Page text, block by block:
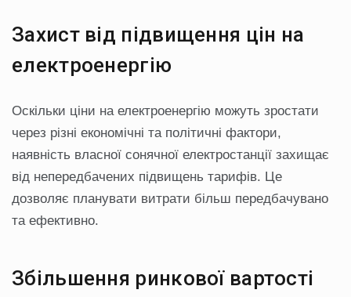
Захист від підвищення цін на
електроенергію
Оскільки ціни на електроенергію можуть зростати
через різні економічні та політичні фактори,
наявність власної сонячної електростанції захищає
від непередбачених підвищень тарифів. Це
дозволяє планувати витрати більш передбачувано
та ефективно.
Збільшення ринкової вартості